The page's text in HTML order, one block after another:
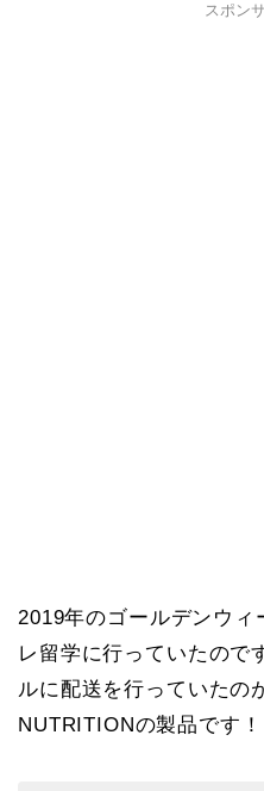
スポン
2019年のゴールデンウィ
レ留学に行っていたので
ルに配送を行っていたの
NUTRITIONの製品です！